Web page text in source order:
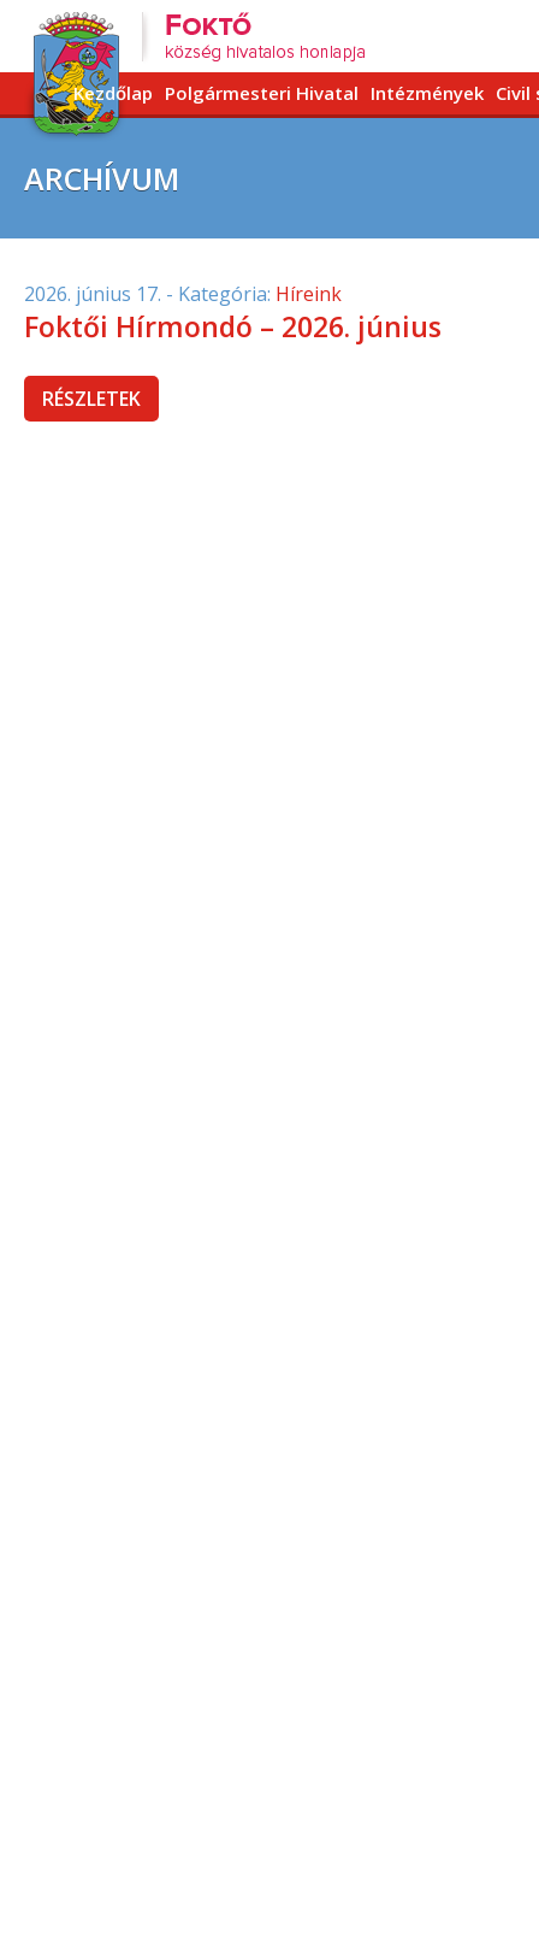
Kezdőlap Polgármesteri Hivatal Intézmények Civil
ARCHÍVUM
2026. június 17. - Kategória: Híreink
Foktői Hírmondó – 2026. június
RÉSZLETEK